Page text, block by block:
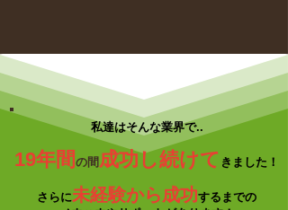
私達はそんな業界で..
19年間 の間 成功し続けて きました！
​さらに未経験から成功するまでの